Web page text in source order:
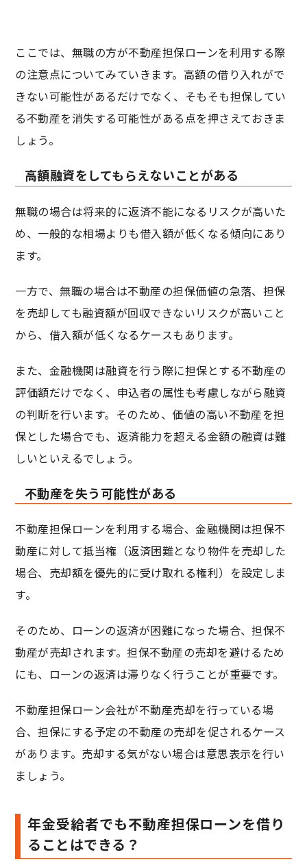
ここでは、無職の方が不動産担保ローンを利用する際
の注意点についてみていきます。高額の借り入れがで
きない可能性があるだけでなく、そもそも担保してい
る不動産を消失する可能性がある点を押さえておきま
しょう。
高額融資をしてもらえないことがある
無職の場合は将来的に返済不能になるリスクが高いた
め、一般的な相場よりも借入額が低くなる傾向にあり
ます。
一方で、無職の場合は不動産の担保価値の急落、担保
を売却しても融資額が回収できないリスクが高いこと
から、借入額が低くなるケースもあります。
また、金融機関は融資を行う際に担保とする不動産の
評価額だけでなく、申込者の属性も考慮しながら融資
の判断を行います。そのため、価値の高い不動産を担
保とした場合でも、返済能力を超える金額の融資は難
しいといえるでしょう。
不動産を失う可能性がある
不動産担保ローンを利用する場合、金融機関は担保不
動産に対して抵当権（返済困難となり物件を売却した
場合、売却額を優先的に受け取れる権利）を設定しま
す。
そのため、ローンの返済が困難になった場合、担保不
動産が売却されます。担保不動産の売却を避けるため
にも、ローンの返済は滞りなく行うことが重要です。
不動産担保ローン会社が不動産売却を行っている場
合、担保にする予定の不動産の売却を促されるケース
があります。売却する気がない場合は意思表示を行い
ましょう。
年金受給者でも不動産担保ローンを借り
ることはできる？